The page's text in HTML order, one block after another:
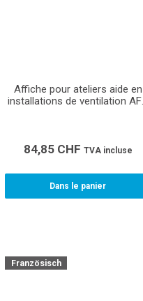
Affiche pour ateliers aide en
installations de ventilation AFP
84,85 CHF TVA incluse
Dans le panier
Französisch